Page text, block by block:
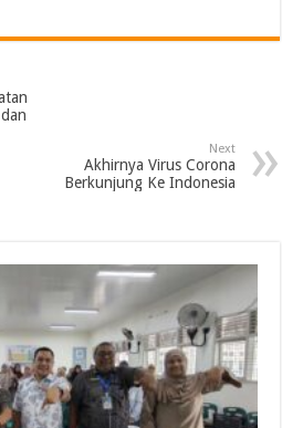
Next
Akhirnya Virus Corona
Berkunjung Ke Indonesia